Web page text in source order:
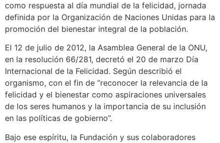
como respuesta al día mundial de la felicidad, jornada
definida por la Organización de Naciones Unidas para la
promoción del bienestar integral de la población.
El 12 de julio de 2012, la Asamblea General de la ONU,
en la resolución 66/281, decretó el 20 de marzo Día
Internacional de la Felicidad. Según describió el
organismo, con el fin de “reconocer la relevancia de la
felicidad y el bienestar como aspiraciones universales
de los seres humanos y la importancia de su inclusión
en las políticas de gobierno”.
Bajo ese espíritu, la Fundación y sus colaboradores